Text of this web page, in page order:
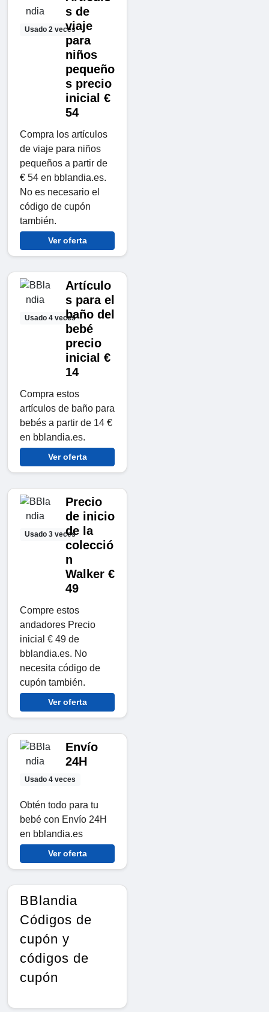
Usado 2 veces
s de
viaje
para
niños
pequeño
s precio
inicial €
54
Compra los artículos
de viaje para niños
pequeños a partir de
€ 54 en bblandia.es.
No es necesario el
código de cupón
también.
Ver oferta
Usado 4 veces
Artículo
s para el
baño del
bebé
precio
inicial €
14
Compra estos
artículos de baño para
bebés a partir de 14 €
en bblandia.es.
Ver oferta
Usado 3 veces
Precio
de inicio
de la
colecció
n
Walker €
49
Compre estos
andadores Precio
inicial € 49 de
bblandia.es. No
necesita código de
cupón también.
Ver oferta
Usado 4 veces
Envío
24H
Obtén todo para tu
bebé con Envío 24H
en bblandia.es
Ver oferta
BBlandia
Códigos de
cupón y
códigos de
cupón